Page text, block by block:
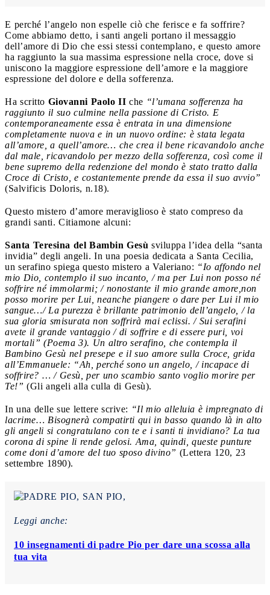
E perché l’angelo non espelle ciò che ferisce e fa soffrire?
Come abbiamo detto, i santi angeli portano il messaggio
dell’amore di Dio che essi stessi contemplano, e questo amore
ha raggiunto la sua massima espressione nella croce, dove si
uniscono la maggiore espressione dell’amore e la maggiore
espressione del dolore e della sofferenza.
Ha scritto Giovanni Paolo II che “l’umana sofferenza ha
raggiunto il suo culmine nella passione di Cristo. E
contemporaneamente essa è entrata in una dimensione
completamente nuova e in un nuovo ordine: è stata legata
all’amore, a quell’amore… che crea il bene ricavandolo anche
dal male, ricavandolo per mezzo della sofferenza, così come il
bene supremo della redenzione del mondo è stato tratto dalla
Croce di Cristo, e costantemente prende da essa il suo avvio”
(Salvificis Doloris, n.18).
Questo mistero d’amore meraviglioso è stato compreso da
grandi santi. Citiamone alcuni:
Santa Teresina del Bambin Gesù sviluppa l’idea della “santa
invidia” degli angeli. In una poesia dedicata a Santa Cecilia,
un serafino spiega questo mistero a Valeriano: “Io affondo nel
mio Dio, contemplo il suo incanto, / ma per Lui non posso né
soffrire né immolarmi; / nonostante il mio grande amore,non
posso morire per Lui, neanche piangere o dare per Lui il mio
sangue…/ La purezza è brillante patrimonio dell’angelo, / la
sua gloria smisurata non soffrirà mai eclissi. / Sui serafini
avete il grande vantaggio / di soffrire e di essere puri, voi
mortali” (Poema 3). Un altro serafino, che contempla il
Bambino Gesù nel presepe e il suo amore sulla Croce, grida
all’Emmanuele: “Ah, perché sono un angelo, / incapace di
soffrire? … / Gesù, per uno scambio santo voglio morire per
Te!” (Gli angeli alla culla di Gesù).
In una delle sue lettere scrive: “Il mio alleluia è impregnato di
lacrime… Bisognerà compatirti qui in basso quando là in alto
gli angeli si congratulano con te e i santi ti invidiano? La tua
corona di spine li rende gelosi. Ama, quindi, queste punture
come doni d’amore del tuo sposo divino” (Lettera 120, 23
settembre 1890).
Leggi anche:
10 insegnamenti di padre Pio per dare una scossa alla
tua vita